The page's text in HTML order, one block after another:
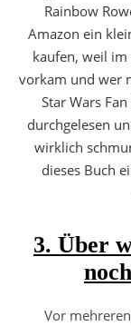
Rainbow
Amazon ein
kaufen, weil im
vorkam und wer
Star Wars
durchgelesen
wirklich
dieses Buch
3. Über
Vor